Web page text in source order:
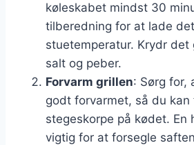
køleskabet mindst 30
tilberedning for at lade
stuetemperatur. Krydr det
salt og peber.
Forvarm grillen: Sørg for,
godt forvarmet, så du kan
stegeskorpe på kødet. En
vigtig for at forsegle